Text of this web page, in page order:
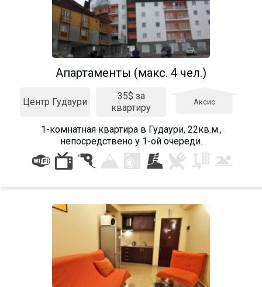
Апартаменты (макс. 4 чел.)
Центр Гудаури
35$ за
квартиру
Аксис
1-комнатная квартира в Гудаури, 22кв.м.,
непосредствено у 1-ой очереди.